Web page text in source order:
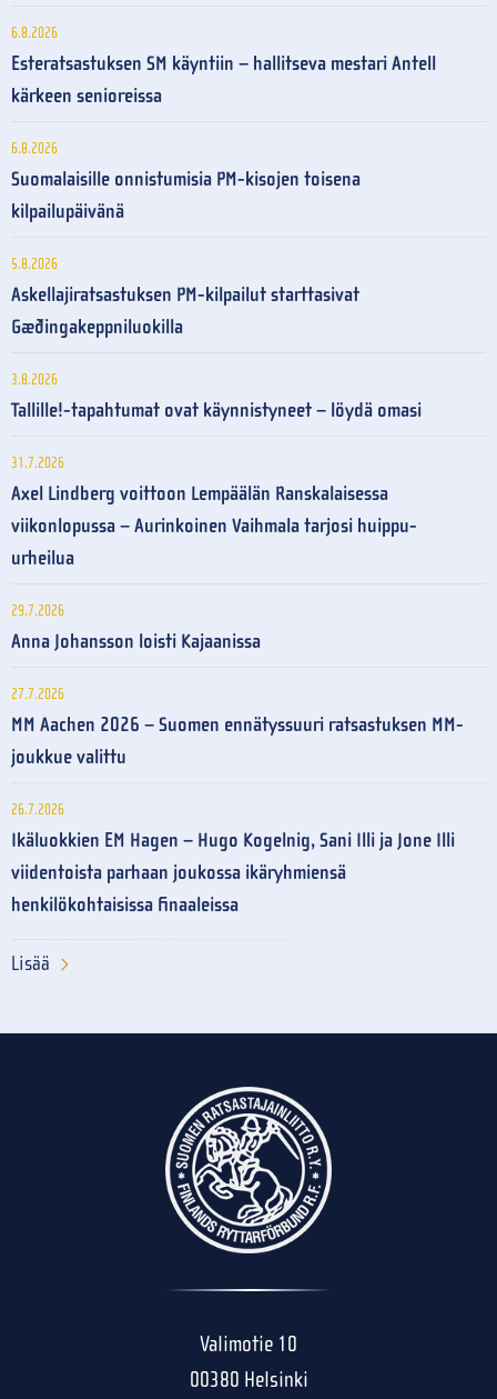
6.8.2026
Esteratsastuksen SM käyntiin – hallitseva mestari Antell
kärkeen senioreissa
6.8.2026
Suomalaisille onnistumisia PM-kisojen toisena
kilpailupäivänä
5.8.2026
Askellajiratsastuksen PM-kilpailut starttasivat
Gæðingakeppniluokilla
3.8.2026
Tallille!-tapahtumat ovat käynnistyneet – löydä omasi
31.7.2026
Axel Lindberg voittoon Lempäälän Ranskalaisessa
viikonlopussa – Aurinkoinen Vaihmala tarjosi huippu-
urheilua
29.7.2026
Anna Johansson loisti Kajaanissa
27.7.2026
MM Aachen 2026 – Suomen ennätyssuuri ratsastuksen MM-
joukkue valittu
26.7.2026
Ikäluokkien EM Hagen – Hugo Kogelnig, Sani Illi ja Jone Illi
viidentoista parhaan joukossa ikäryhmiensä
henkilökohtaisissa finaaleissa
Lisää
Valimotie 10
00380 Helsinki